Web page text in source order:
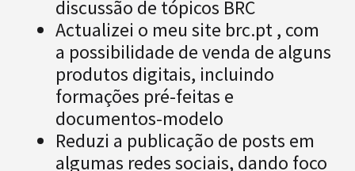
discussão de tópicos BRC
Actualizei o meu site brc.pt , com
a possibilidade de venda de alguns
produtos digitais, incluindo
formações pré-feitas e
documentos-modelo
Reduzi a publicação de posts em
algumas redes sociais, dando foco